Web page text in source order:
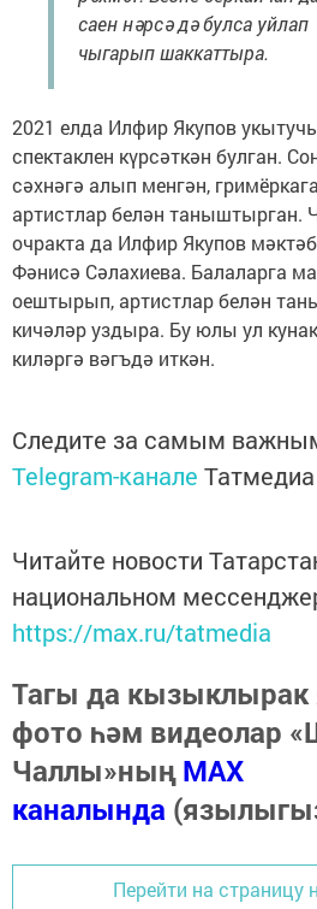
саен нәрсә дә булса уйлап
чыгарып шаккаттыра.
2021 елда Илфир Якупов
спектаклен күрсәткән булган.
сәхнәгә алып менгән,
артистлар белән таныштырган.
очракта да Илфир Якупов
Фәнисә Сәлахиева. Балаларга
оештырып, артистлар белән
кичәләр уздыра. Бу юлы ул
киләргә вәгъдә иткән.
Следите за самым
Telegram-канале Татмедиа
Читайте новости
национальном
https://max.ru/tatmedia
Тагы да кызыклырак
фото һәм видеолар
Чаллы»ныңMAX
каналында
Перейти на страницу